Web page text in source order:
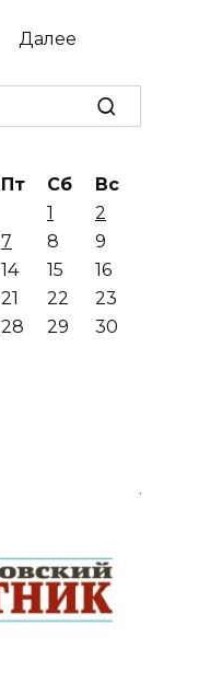
Далее
Пт Сб
Вс
1
2
7 8
9
14 15
16
21 22
23
28 29
30